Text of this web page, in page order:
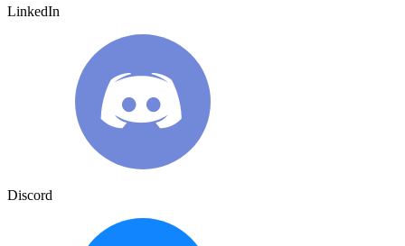
LinkedIn
Discord